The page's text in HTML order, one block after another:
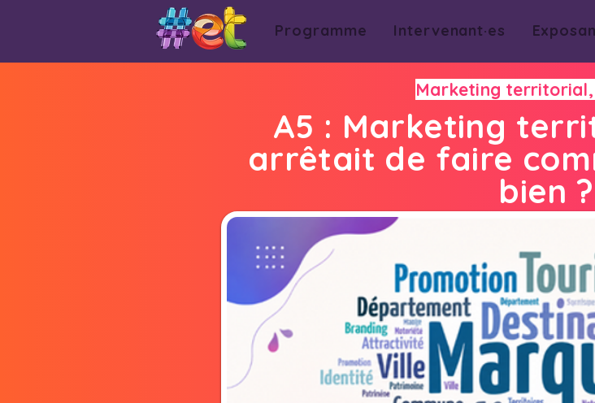
Programme Intervenant·es
Marketing
A5 : Marketing
arrêtait de faire
bien ?